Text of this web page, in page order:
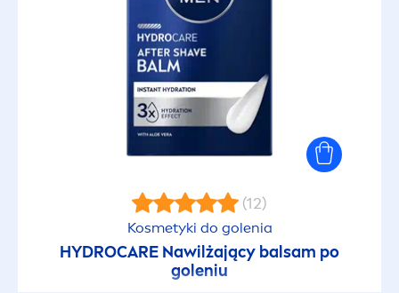
(12)
Kosmetyki do golenia
HYDROCARE Nawilżający balsam po
goleniu